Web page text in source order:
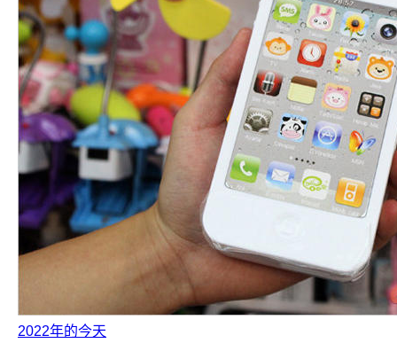
2022年的今天